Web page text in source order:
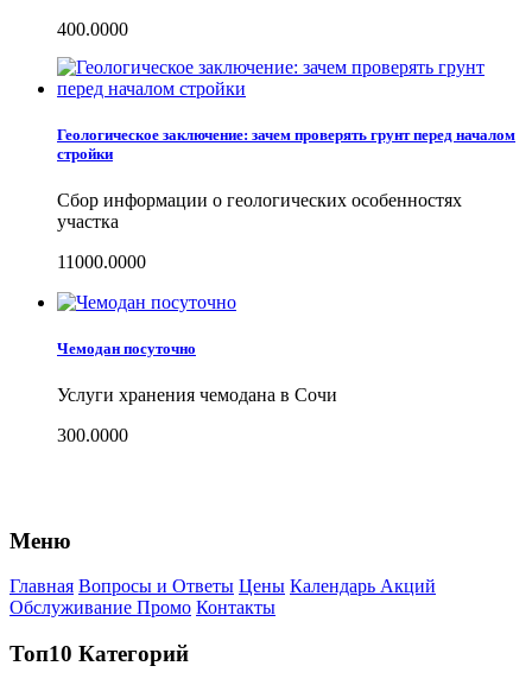
400.0000
Геологическое заключение: зачем проверять грунт перед началом
стройки
Сбор информации о геологических особенностях
участка
11000.0000
Чемодан посуточно
Услуги хранения чемодана в Сочи
300.0000
Меню
Главная Вопросы и Ответы Цены Календарь Акций
Обслуживание Промо Контакты
Топ10 Категорий